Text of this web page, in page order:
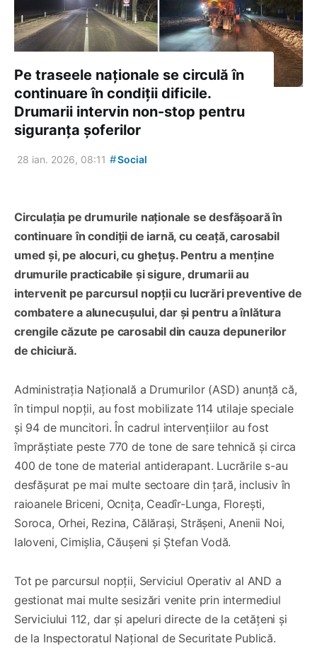
Pe traseele naționale se circulă în
continuare în condiții dificile.
Drumarii intervin non-stop pentru
siguranța șoferilor
28 ian. 2026, 08:11 #Social
Circulația pe drumurile naționale se desfășoară în
continuare în condiții de iarnă, cu ceață, carosabil
umed și, pe alocuri, cu ghețuș. Pentru a menține
drumurile practicabile și sigure, drumarii au
intervenit pe parcursul nopții cu lucrări preventive de
combatere a alunecușului, dar și pentru a înlătura
crengile căzute pe carosabil din cauza depunerilor
de chiciură.
Administrația Națională a Drumurilor (ASD) anunță că,
în timpul nopții, au fost mobilizate 114 utilaje speciale
și 94 de muncitori. În cadrul intervențiilor au fost
împrăștiate peste 770 de tone de sare tehnică și circa
400 de tone de material antiderapant. Lucrările s-au
desfășurat pe mai multe sectoare din țară, inclusiv în
raioanele Briceni, Ocnița, Ceadîr-Lunga, Florești,
Soroca, Orhei, Rezina, Călărași, Strășeni, Anenii Noi,
Ialoveni, Cimișlia, Căușeni și Ștefan Vodă.
Tot pe parcursul nopții, Serviciul Operativ al AND a
gestionat mai multe sesizări venite prin intermediul
Serviciului 112, dar și apeluri directe de la cetățeni și
de la Inspectoratul Național de Securitate Publică.